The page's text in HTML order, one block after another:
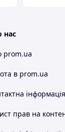
нас
prom.ua
в prom.ua
інформація
прав на